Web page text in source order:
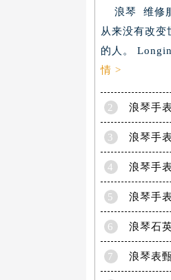
浪琴 维修
从来没有改变
的人。
情 >
2 浪琴手
3
4 浪琴手
5 浪琴手
6
7